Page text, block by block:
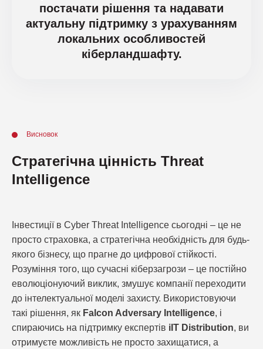
постачати рішення та надавати
актуальну підтримку з урахуванням
локальних особливостей
кіберландшафту.
Висновок
Стратегічна цінність Threat
Intelligence
Інвестиції в Cyber Threat Intelligence сьогодні – це не
просто страховка, а стратегічна необхідність для будь-
якого бізнесу, що прагне до цифрової стійкості.
Розуміння того, що сучасні кіберзагрози – це постійно
еволюціонуючий виклик, змушує компанії переходити
до інтелектуальної моделі захисту. Використовуючи
такі рішення, як Falcon Adversary Intelligence, і
спираючись на підтримку експертів iIT Distribution, ви
отримуєте можливість не просто захищатися, а